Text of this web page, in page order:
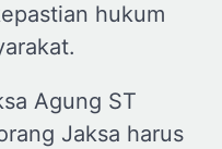
hukum
Agung ST
Jaksa harus